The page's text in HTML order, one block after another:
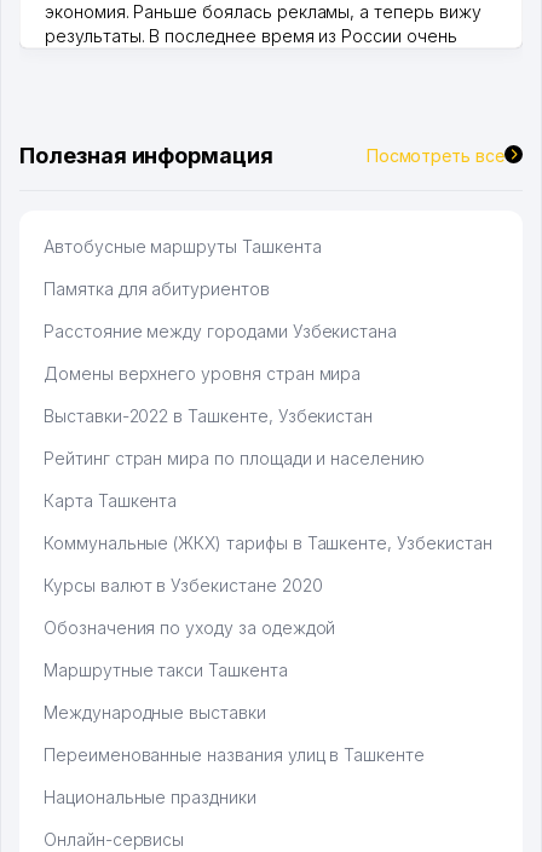
экономия. Раньше боялась рекламы, а теперь вижу
результаты. В последнее время из России очень
Полезная информация Посмотреть все
Автобусные маршруты Ташкента
Памятка для абитуриентов
Расстояние между городами Узбекистана
Домены верхнего уровня стран мира
Выставки-2022 в Ташкенте, Узбекистан
Рейтинг стран мира по площади и населению
Карта Ташкента
Коммунальные (ЖКХ) тарифы в Ташкенте, Узбекистан
Курсы валют в Узбекистане 2020
Обозначения по уходу за одеждой
Маршрутные такси Ташкента
Международные выставки
Переименованные названия улиц в Ташкенте
Национальные праздники
Онлайн-сервисы